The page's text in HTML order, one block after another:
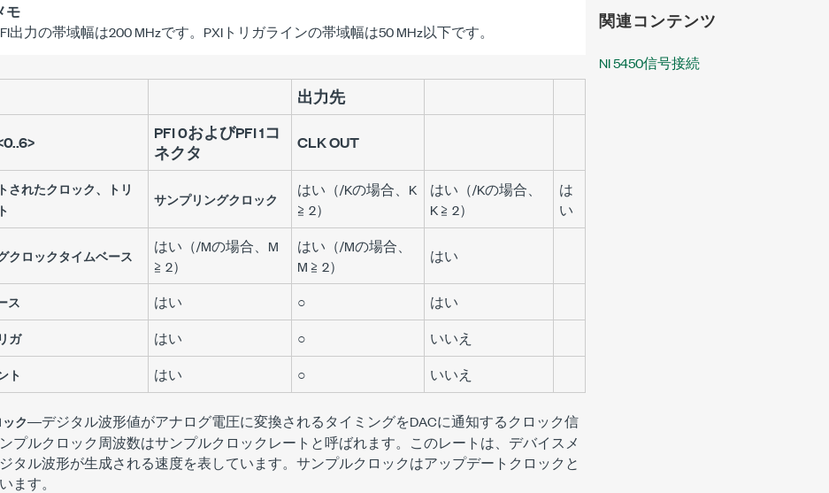
モ
出力の帯域幅は200 MHzです。PXIトリガラインの帯域幅は50 MHz以下です。
出力先
PFI 0およびPFI 1コ
ネクタ
CLK OUT
されたクロック、トリ
サンプリングクロック
はい（/Kの場合、K
≧ 2）
はい（/Kの場合、
K ≧ 2）
は
い
クロックタイムベース
はい（/Mの場合、M
≧ 2）
はい（/Mの場合、
M ≧ 2）
はい
ス はい ○
はい
ガ
はい ○
いいえ
ト
はい ○ いいえ
ク―デジタル波形値がアナログ電圧に変換されるタイミングをDACに通知するクロック信
プルクロック周波数はサンプルクロックレートと呼ばれます。このレートは、デバイスメ
タル波形が生成される速度を表しています。サンプルクロックはアップデートクロックと
ます。
関連コンテンツ
NI 5450信号接続